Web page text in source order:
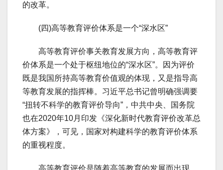
的改革。
(四)高等教育评价体系是一个“深水区”
高等教育评价事关教育发展方向，高等教育评
价体系是一个处于枢纽地位的“深水区”。因为评价
既是我国所持高等教育价值观的体现，又是指导高
等教育发展的指挥棒。习近平总书记曾明确强调要
“扭转不科学的教育评价导向”，中共中央、国务院
也在2020年10月印发《深化新时代教育评价改革总
体方案》，可见，国家对构建科学的教育评价体系
的重视程度。